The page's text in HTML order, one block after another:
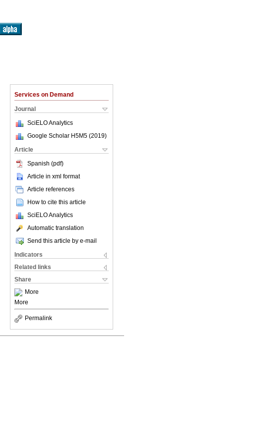
Services on Demand
Journal
SciELO Analytics
Google Scholar H5M5 (2019)
Article
Spanish (pdf)
Article in xml format
Article references
How to cite this article
SciELO Analytics
Automatic translation
Send this article by e-mail
Indicators
Related links
Share
More
More
Permalink